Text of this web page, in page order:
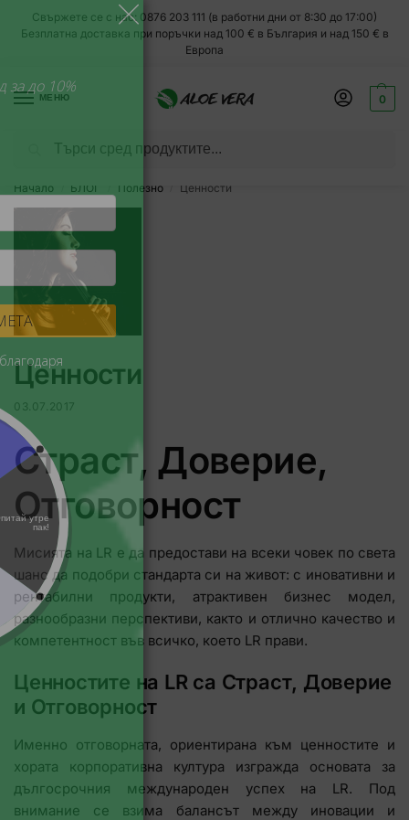
Свържете се с нас: 0876 203 111 (в работни дни от 8:30 до 17:00)
Безплатна доставка при поръчки над 100 € в България и над 150 € в
Европа
МЕНЮ 0
Всеки месец супер изгодни намаления!
Начало БЛОГ Полезно Ценности
Ценности
03.07.2017
Страст, Доверие,
Отговорност
Мисията на LR е да предостави на всеки човек по света
шанс да подобри стандарта си на живот: с иновативни и
рентабилни продукти, атрактивен бизнес модел,
разнообразни перспективи, както и отлично качество и
компетентност във всичко, което LR прави.
Ценностите на LR са Страст, Доверие
и Отговорност
Именно отговорната, ориентирана към ценностите и
хората корпоративна култура изгражда основата за
дългосрочния международен успех на LR. Под
внимание се взима балансът между иновации и
Спри колелото, за да спечелиш Код за до 10%
отстъпка
Без измами
ИЗПРОБВАЙ СИ КЪСМЕТА
Никога